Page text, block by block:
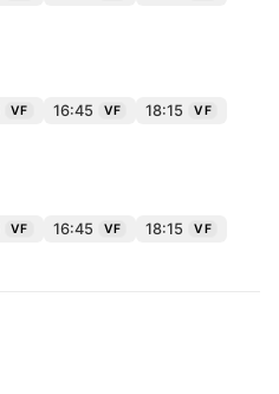
VF 16:45 VF 18:15 VF
VF 16:45 VF 18:15 VF